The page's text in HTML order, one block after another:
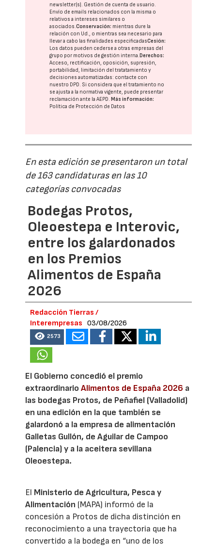
newsletter(s). Gestión de cuenta de usuario.
Envío de emails relacionados con la misma o
relativos a intereses similares o
asociados.Conservación: mientras dure la
relación con Ud., o mientras sea necesario para
llevar a cabo las finalidades especificadasCesión:
Los datos pueden cederse a otras empresas del
grupo por motivos de gestión interna.Derechos:
Acceso, rectificación, oposición, supresión,
portabilidad, limitación del tratatamiento y
decisiones automatizadas: contacte con
nuestro DPD. Si considera que el tratamiento no
se ajusta a la normativa vigente, puede presentar
reclamación ante laAEPD.Más información:
Política de Protección de Datos
En esta edición se presentaron un total
de 163 candidaturas en las 10
categorías convocadas
Bodegas Protos,
Oleoestepa e Interovic,
entre los galardonados
en los Premios
Alimentos de España
2026
Redacción Tierras /
Interempresas
03/08/2026
2573
El Gobierno concedió el premio
extraordinarioAlimentos de España 2026 a
las bodegas Protos, de Peñafiel (Valladolid)
en una edición en la que también se
galardonó a la empresa de alimentación
Galletas Gullón, de Aguilar de Campoo
(Palencia) y a la aceitera sevillana
Oleoestepa.
El Ministerio de Agricultura, Pesca y
Alimentación (MAPA) informó de la
concesión a Protos de dicha distinción en
reconocimiento a una trayectoria que ha
convertido a la bodega en “uno de los